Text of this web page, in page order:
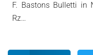
F. Bastons Bulletti in
Rz…